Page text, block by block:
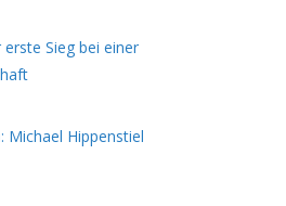
erste Sieg bei einer
Michael Hippenstiel